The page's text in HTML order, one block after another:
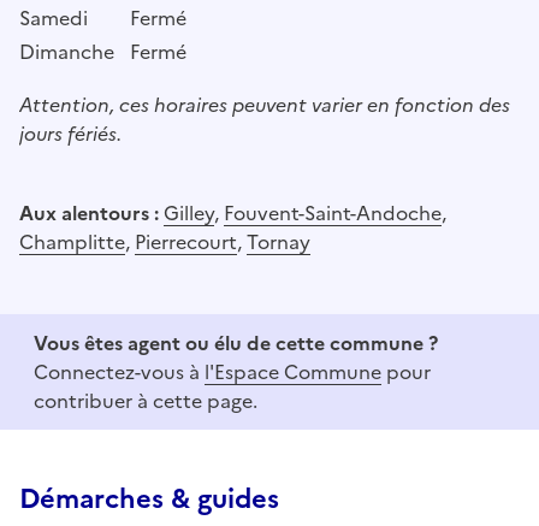
Samedi
Fermé
Dimanche Fermé
Attention, ces horaires peuvent varier en fonction des
jours fériés.
Aux alentours :Gilley, Fouvent-Saint-Andoche,
Champlitte, Pierrecourt,Tornay
Vous êtes agent ou élu de cette commune ?
Connectez-vous à l'Espace Commune pour
contribuer à cette page.
Démarches & guides